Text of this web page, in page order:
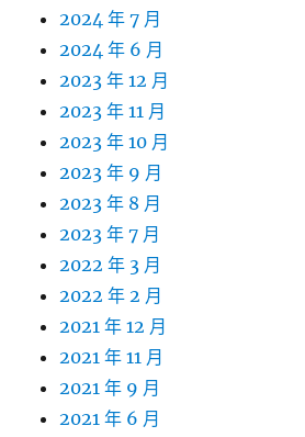
2024 年 7 月
2024 年 6 月
2023 年 12 月
2023 年 11 月
2023 年 10 月
2023 年 9 月
2023 年 8 月
2023 年 7 月
2022 年 3 月
2022 年 2 月
2021 年 12 月
2021 年 11 月
2021 年 9 月
2021 年 6 月